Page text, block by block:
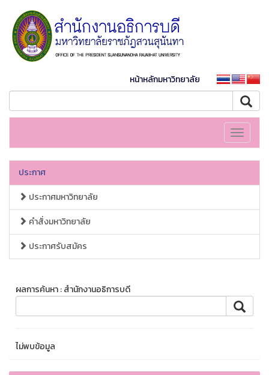
หน้าหลักมหาวิทยาลัย
Toggle
ประกาศ
ประกาศมหาวิทยาลัย
คำสั่งมหาวิทยาลัย
ประกาศรับสมัคร
ผลการค้นหา : สำนักงานอธิการบดี
ไม่พบข้อมูล